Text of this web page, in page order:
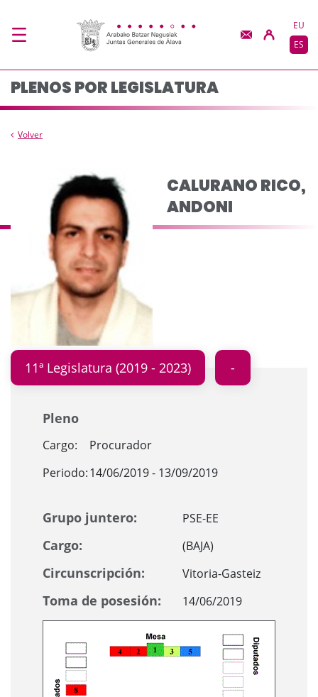
Composición del
EU
ES
PLENOS POR LEGISLATURA
Volver
CALURANO RICO,
ANDONI
11ª Legislatura (2019 - 2023)
Pleno
Cargo:
Procurador
Periodo:14/06/2019 - 13/09/2019
Grupo juntero: PSE-EE
Cargo: (BAJA)
Circunscripción: Vitoria-Gasteiz
Toma de posesión: 14/06/2019